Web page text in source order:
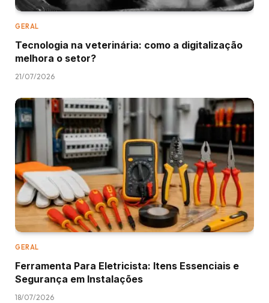
GERAL
Tecnologia na veterinária: como a digitalização
melhora o setor?
21/07/2026
GERAL
Ferramenta Para Eletricista: Itens Essenciais e
Segurança em Instalações
18/07/2026